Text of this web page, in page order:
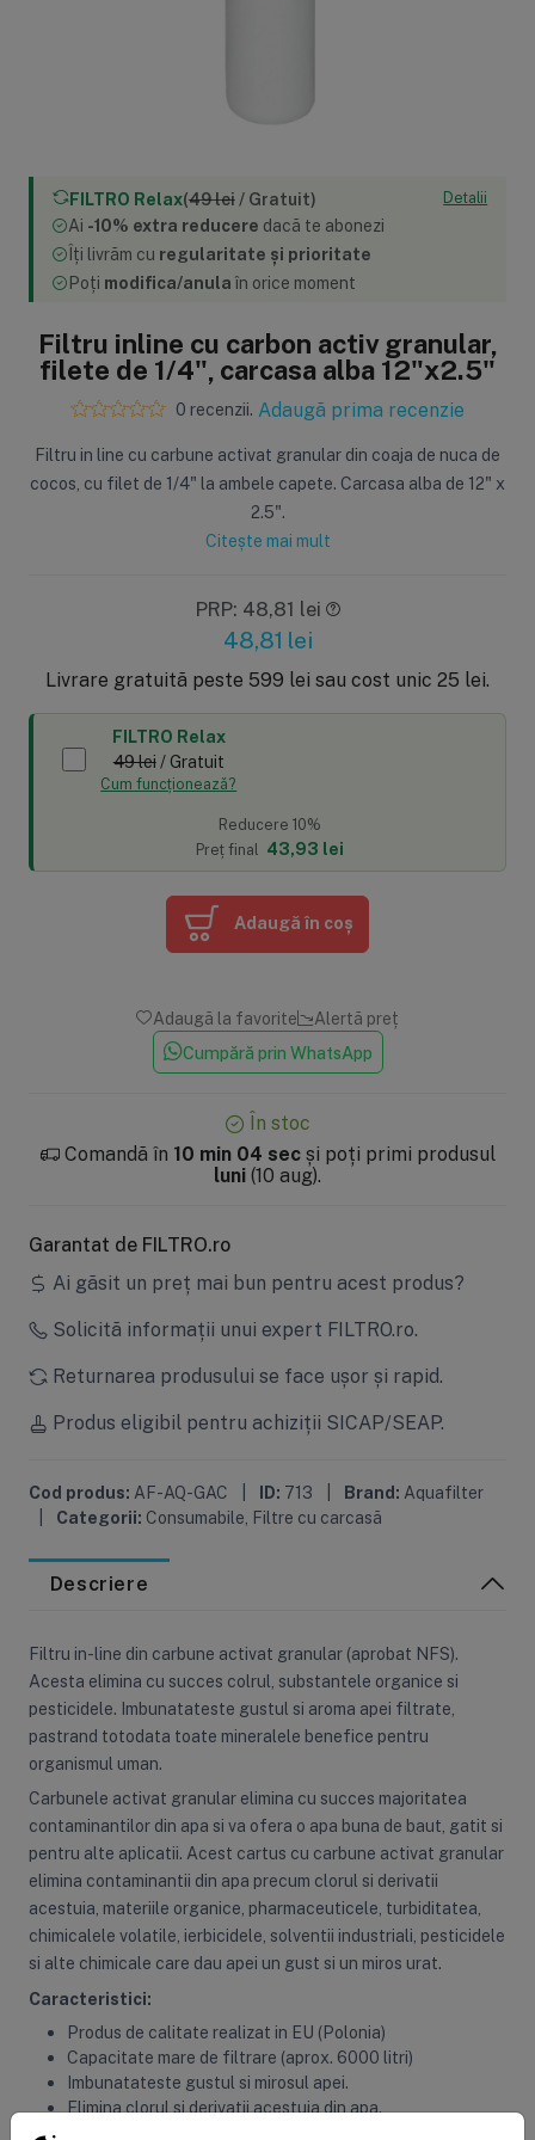
Filtre cu purjare
(16)
Filtre pentru duș
(8)
Sterilizatoare UV
Dozatoare
(7)
(9)
Carcase
Carcase
(8)
(21)
FILTRO Relax(49 lei/ Gratuit) Detalii
Ai -10% extra reducere dacă te abonezi
Îți livrăm cu regularitate și prioritate
Poți modifica/anula în orice moment
Filtru inline cu carbon activ granular,
filete de 1/4", carcasa alba 12"x2.5"
0 recenzii. Adaugă prima recenzie
Filtru in line cu carbune activat granular din coaja de nuca de
cocos, cu filet de 1/4" la ambele capete. Carcasa alba de 12" x
2.5".
Citește mai mult
PRP: 48,81 lei
48,81 lei
Livrare gratuită peste 599 lei sau cost unic 25 lei.
FILTRO Relax
49 lei/ Gratuit
Cum funcționează?
Reducere 10%
Preț final 43,93 lei
Adaugă în coș
Adaugă la favorite
Alertă preț
Cumpără prin WhatsApp
În stoc
Comandă în 10 min 03 secși poți primi produsul
luni (10 aug).
Garantat de FILTRO.ro
Ai găsit un preț mai bun pentru acest produs?
Solicită informații unui expert FILTRO.ro.
Returnarea produsului se face ușor și rapid.
Produs eligibil pentru achiziții SICAP/SEAP.
Cod produs: AF-AQ-GAC ID: 713 Brand: Aquafilter
Categorii: Consumabile Filtre cu carcasă
Descriere
Filtru in-line din carbune activat granular (aprobat NFS).
Acesta elimina cu succes colrul, substantele organice si
pesticidele. Imbunatateste gustul si aroma apei filtrate,
pastrand totodata toate mineralele benefice pentru
organismul uman.
Carbunele activat granular elimina cu succes majoritatea
contaminantilor din apa si va ofera o apa buna de baut, gatit si
pentru alte aplicatii. Acest cartus cu carbune activat granular
elimina contaminantii din apa precum clorul si derivatii
acestuia, materiile organice, pharmaceuticele, turbiditatea,
chimicalele volatile, ierbicidele, solventii industriali, pesticidele
si alte chimicale care dau apei un gust si un miros urat.
Caracteristici:
Produs de calitate realizat in EU (Polonia)
Capacitate mare de filtrare (aprox. 6000 litri)
Imbunatateste gustul si mirosul apei.
Elimina clorul si derivatii acestuia din apa.